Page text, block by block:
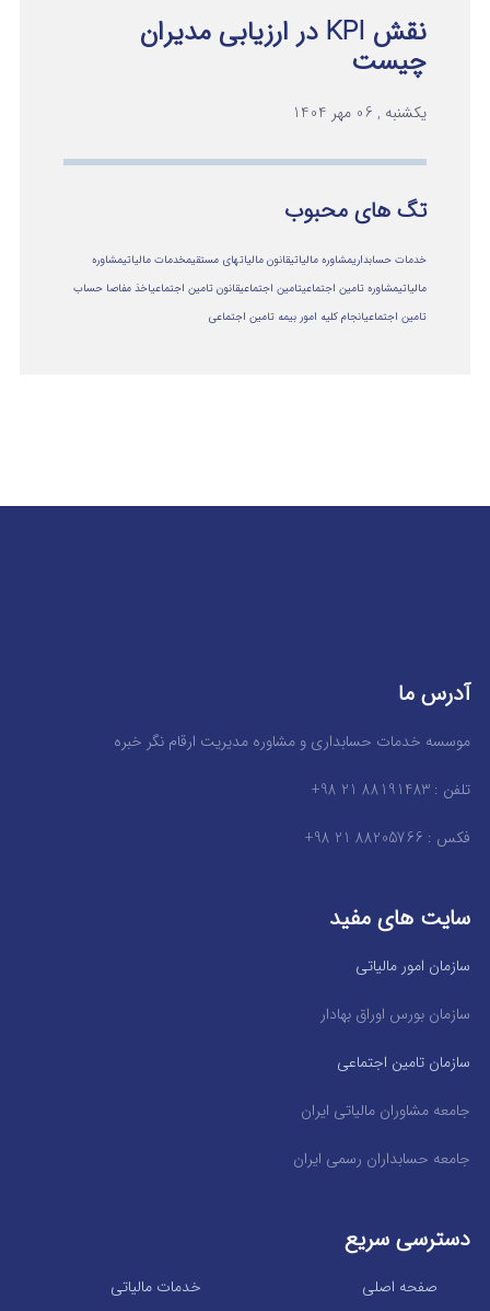
نقش KPI در ارزیابی مدیران
چیست
یکشنبه , 06 مهر 1404
تگ های محبوب
خدمات حسابداریمشاوره مالیاتیقانون مالیاتهای مستقیمخدمات مالیاتیمشاوره
مالياتيمشاوره تامین اجتماعیتامین اجتماعیقانون تامین اجتماعیاخذ مفاصا حساب
تامین اجتماعیانجام کلیه امور بیمه تامین اجتماعی
آدرس ما
موسسه خدمات حسابداری و مشاوره مدیریت ارقام نگر خبره
تلفن : 88191483 21 98+
فکس : 88205766 21 98+
سایت های مفید
سازمان امور مالیاتی
سازمان بورس اوراق بهادار
سازمان تامین اجتماعی
جامعه مشاوران مالیاتی ایران
جامعه حسابداران رسمی ایران
دسترسی سریع
خدمات مالیاتی صفحه اصلی